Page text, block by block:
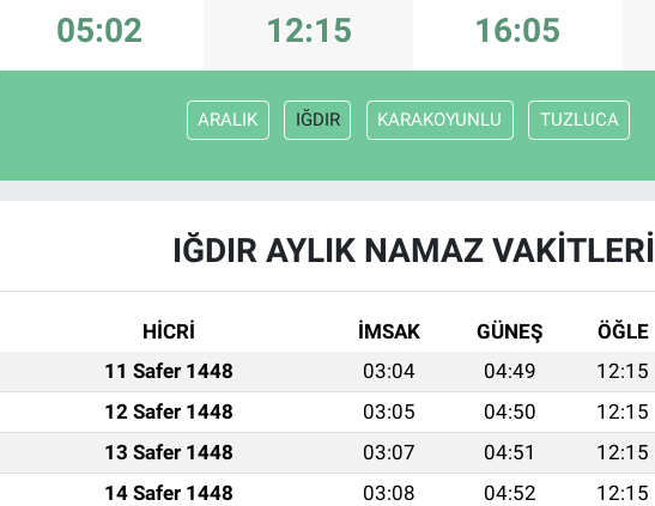
05:02 12:15 16:05
ARALIK IĞDIR KARAKOYUNLU TUZLUCA
IĞDIR AYLIK NAMAZ VAKITLERI
HİCRİ İMSAK GÜNEŞ ÖĞLE
11 Safer 1448 03:04 04:49 12:15
12 Safer 1448 03:05 04:50 12:15
13 Safer 1448 03:07 04:51 12:15
14 Safer 1448 03:08 04:52 12:15